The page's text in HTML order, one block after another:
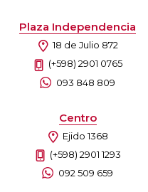
Plaza Independencia
18 de Julio 872
(+598) 2901 0765
093 848 809
Centro
Ejido 1368
(+598) 2901 1293
092 509 659